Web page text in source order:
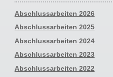
Abschlussarbeiten 2026
Abschlussarbeiten 2025
Abschlussarbeiten 2024
Abschlussarbeiten 2023
Abschlussarbeiten 2022